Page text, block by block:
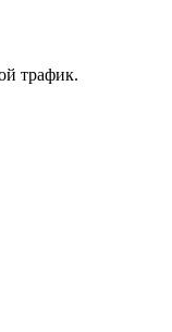
трафик.